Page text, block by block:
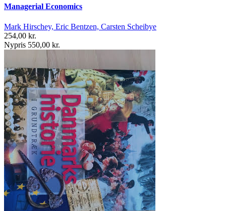
Managerial Economics
Mark Hirschey, Eric Bentzen, Carsten Scheibye
254,00 kr.
Nypris 550,00 kr.